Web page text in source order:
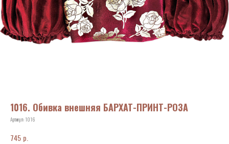
1016. Обивка внешняя БАРХАТ-ПРИНТ-РОЗА
Артикул: 1016
745 р.